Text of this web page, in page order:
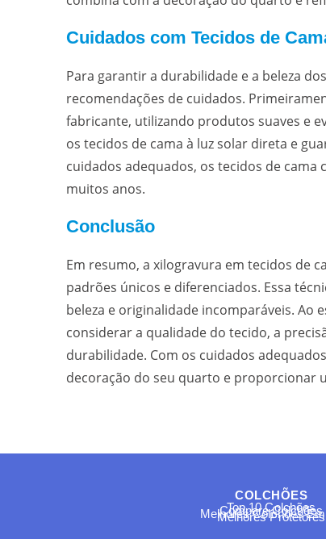
Cuidados com Tecidos de
Para garantir a durabilidade e a beleza
recomendações de cuidados.
fabricante, utilizando produtos suaves e
os tecidos de cama à luz solar direta e
cuidados adequados, os tecidos de
muitos anos.
Conclusão
Em resumo, a xilogravura em tecidos de
padrões únicos e diferenciados. Essa
beleza e originalidade incomparáveis. Ao
considerar a qualidade do tecido, a
durabilidade. Com os cuidados
decoração do seu quarto e proporcionar
COLCHÕES
Top 10 Colchões
Compare Colchões
Melhores Colchões
Melhores Protetores